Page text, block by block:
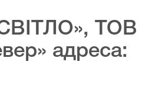
ТОВ
адреса: